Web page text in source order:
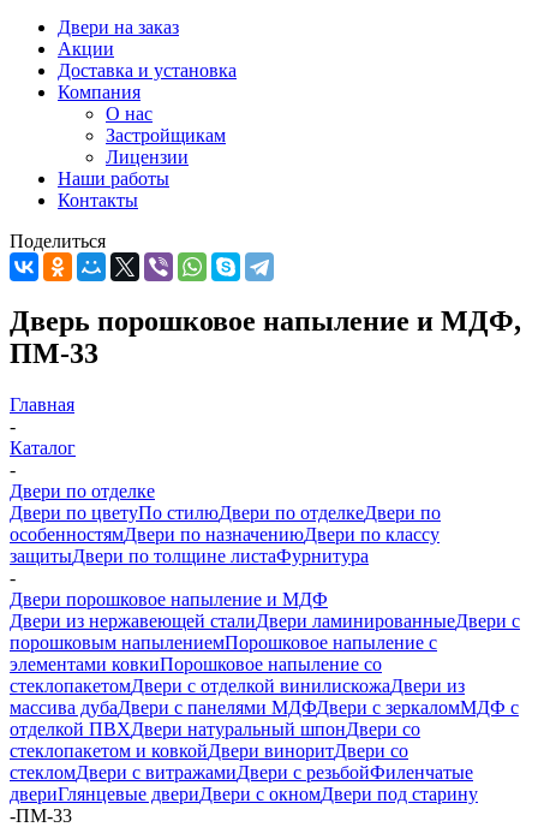
Двери на заказ
Акции
Доставка и установка
Компания
О нас
Застройщикам
Лицензии
Наши работы
Контакты
Поделиться
Дверь порошковое напыление и МДФ,
ПМ-33
Главная
-
Каталог
-
Двери по отделке
Двери по цветуПо стилюДвери по отделкеДвери по
особенностямДвери по назначениюДвери по классу
защитыДвери по толщине листаФурнитура
-
Двери порошковое напыление и МДФ
Двери из нержавеющей сталиДвери ламинированныеДвери с
порошковым напылениемПорошковое напыление с
элементами ковкиПорошковое напыление со
стеклопакетомДвери с отделкой винилискожаДвери из
массива дубаДвери с панелями МДФДвери с зеркаломМДФ с
отделкой ПВХДвери натуральный шпонДвери со
стеклопакетом и ковкойДвери виноритДвери со
стекломДвери с витражамиДвери с резьбойФиленчатые
двериГлянцевые двериДвери с окномДвери под старину
-ПМ-33